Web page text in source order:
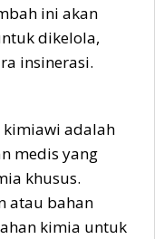
ini akan
dikelola,
insinerasi.
kimiawi adalah
medis yang
khusus.
atau bahan
kimia untuk